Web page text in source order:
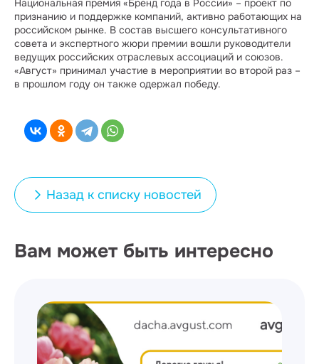
Национальная премия «Бренд года в России» – проект по
признанию и поддержке компаний, активно работающих на
российском рынке. В состав высшего консультативного
совета и экспертного жюри премии вошли руководители
ведущих российских отраслевых ассоциаций и союзов.
«Август» принимал участие в мероприятии во второй раз –
в прошлом году он также одержал победу.
Назад к списку новостей
Вам может быть интересно